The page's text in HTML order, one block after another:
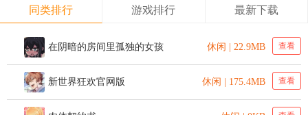
同类排行 游戏排行 最新下载
在阴暗的房间里孤独的女孩 休闲 | 22.9MB 查看
新世界狂欢官网版 休闲 | 175.4MB 查看